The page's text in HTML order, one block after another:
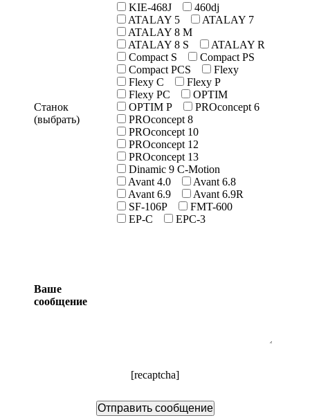
Станок
(выбрать)
KIE-468J
460dj
ATALAY 5
ATALAY 7
ATALAY 8 M
ATALAY 8 S
ATALAY R
Compact S
Compact PS
Compact PCS
Flexy
Flexy C
Flexy P
Flexy PC
OPTIM
OPTIM P
PROconcept 6
PROconcept 8
PROconcept 10
PROconcept 12
PROconcept 13
Dinamic 9 C-Motion
Avant 4.0
Avant 6.8
Avant 6.9
Avant 6.9R
SF-106P
FMT-600
ЕP-С
EPC-3
Ваше
сообщение
[recaptcha]